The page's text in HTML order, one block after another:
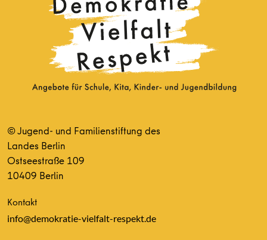
© Jugend- und Familienstiftung des
Landes Berlin
Ostseestraße 109
10409 Berlin
Kontakt
info@demokratie-vielfalt-respekt.de